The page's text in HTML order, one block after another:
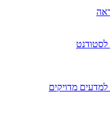
לסטודנט
מדויקים